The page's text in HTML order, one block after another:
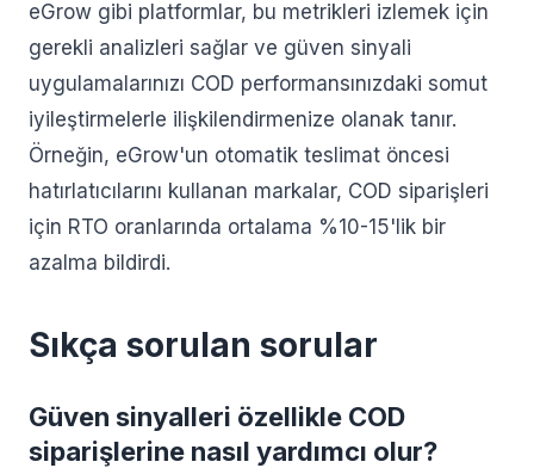
eGrow gibi platformlar, bu metrikleri izlemek için
gerekli analizleri sağlar ve güven sinyali
uygulamalarınızı COD performansınızdaki somut
iyileştirmelerle ilişkilendirmenize olanak tanır.
Örneğin, eGrow'un otomatik teslimat öncesi
hatırlatıcılarını kullanan markalar, COD siparişleri
için RTO oranlarında ortalama %10-15'lik bir
azalma bildirdi.
Sıkça sorulan sorular
Güven sinyalleri özellikle COD
siparişlerine nasıl yardımcı olur?